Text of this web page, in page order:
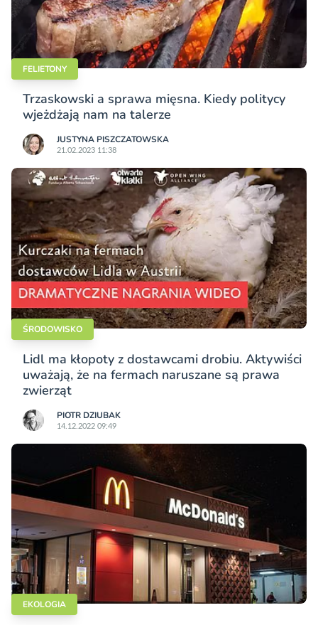
FELIETONY
Trzaskowski a sprawa mięsna. Kiedy politycy
wjeżdżają nam na talerze
JUSTYNA PISZCZATOWSKA
21.02.2023 11:38
ŚRODOWISKO
Lidl ma kłopoty z dostawcami drobiu. Aktywiści
uważają, że na fermach naruszane są prawa
zwierząt
PIOTR DZIUBAK
14.12.2022 09:49
EKOLOGIA